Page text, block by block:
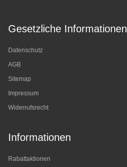
Gesetzliche Informationen
Datenschutz
AGB
Sitemap
Impressum
Widerrufsrecht
Informationen
Rabattaktionen